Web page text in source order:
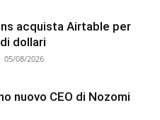
acquista Airtable per
dollari
05/08/2026
nuovo CEO di Nozomi